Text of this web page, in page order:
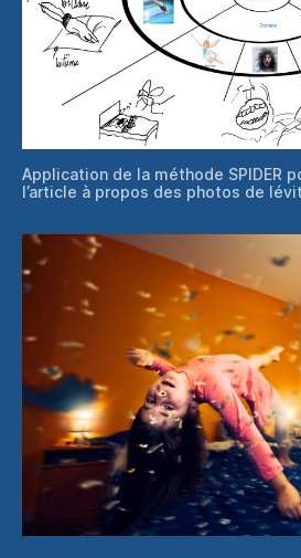
Application de la méthode SPIDER
l’article à propos des photos de